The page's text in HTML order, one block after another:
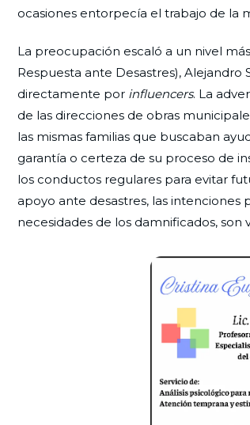
ocasiones entorpecía el trabajo de la
La preocupación escaló a un nivel
Respuesta ante Desastres),
directamente por influencers. La
de las direcciones de obras
las mismas familias que buscaban
garantía o certeza de su proceso de
los conductos regulares para evitar
apoyo ante desastres, las intenciones
necesidades de los damnificados, son